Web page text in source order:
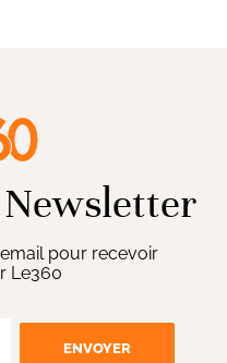
pour recevoir
Le360
ENVOYER